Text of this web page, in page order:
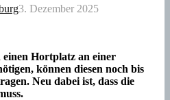
3. Dezember 2025
Hortplatz an einer
können diesen noch bis
Neu dabei ist, dass die